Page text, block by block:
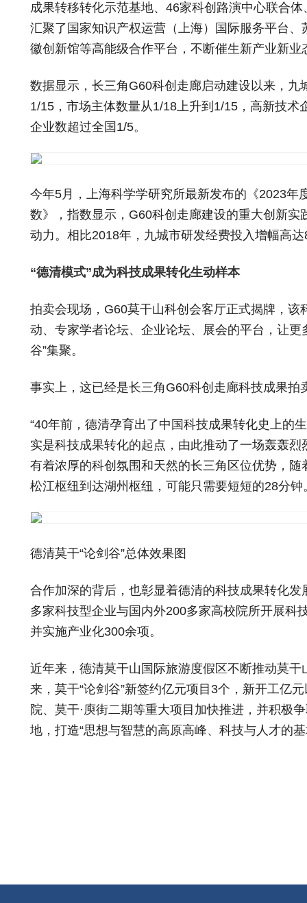
成果转移转化示范基地、46家科创路演中心联合
汇聚了国家知识产权运营（上海）国际服务平台
徽创新馆等高能级合作平台，不断催生新产业新
数据显示，长三角G60科创走廊启动建设以来，九
1/15，市场主体数量从1/18上升到1/15，高新技术
企业数超过全国1/5。
今年5月，上海科学学研究所最新发布的《2023年
数》，指数显示，G60科创走廊建设的重大创新
动力。相比2018年，九城市研发经费投入增幅高
“德清模式”成为科技成果转化生动样本
拍卖会现场，G60莫干山科创会客厅正式揭牌，
动、专家学者论坛、企业论坛、展会的平台，让更
谷”集聚。
事实上，这已经是长三角G60科创走廊科技成果拍
“40年前，德清孕育出了中国科技成果转化史上的
实是科技成果转化的起点，由此推动了一场轰轰烈
有着浓厚的科创氛围和天然的长三角区位优势，
松江枢纽到达湖州枢纽，可能只需要短短的28分钟
德清莫干“论剑谷”总体效果图
合作加深的背后，也彰显着德清的科技成果转化
多家科技型企业与国内外200多家高校院所开展科
并实施产业化300余项。
近年来，德清莫干山国际旅游度假区不断推动莫干
来，莫干“论剑谷”新签约亿元项目3个，新开工亿
院、莫干·庾街二期等重大项目加快推进，并积极
地，打造“思想与智慧的高原高峰、科技与人才的